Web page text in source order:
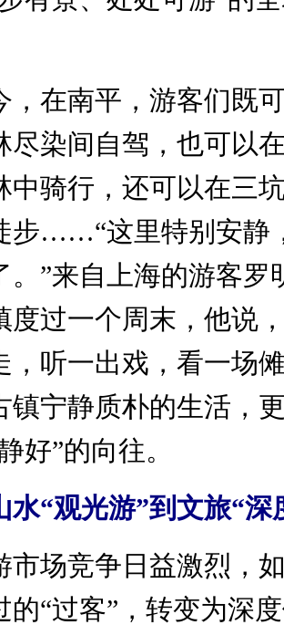
在南平，游客们既可
尽染间自驾，也可以
中骑行，还可以在三
步……“这里特别安静
。”来自上海的游客罗
度过一个周末，他说
，听一出戏，看一场
镇宁静质朴的生活，
好”的向往。
水“观光游”到文旅“深
场竞争日益激烈，如
的“过客”，转变为深